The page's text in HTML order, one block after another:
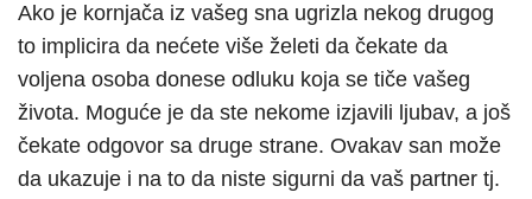
Ako je kornjača iz vašeg sna ugrizla nekog drugog
to implicira da nećete više želeti da čekate da
voljena osoba donese odluku koja se tiče vašeg
života. Moguće je da ste nekome izjavili ljubav, a još
čekate odgovor sa druge strane. Ovakav san može
da ukazuje i na to da niste sigurni da vaš partner tj.